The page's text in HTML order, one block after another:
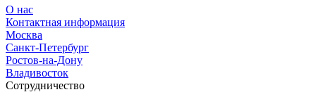
О нас
Контактная информация
Москва
Санкт-Петербург
Ростов-на-Дону
Владивосток
Сотрудничество